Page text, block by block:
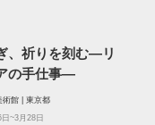
、祈りを刻む―リ
の手仕事―
術館 | 東京都
~3月28日